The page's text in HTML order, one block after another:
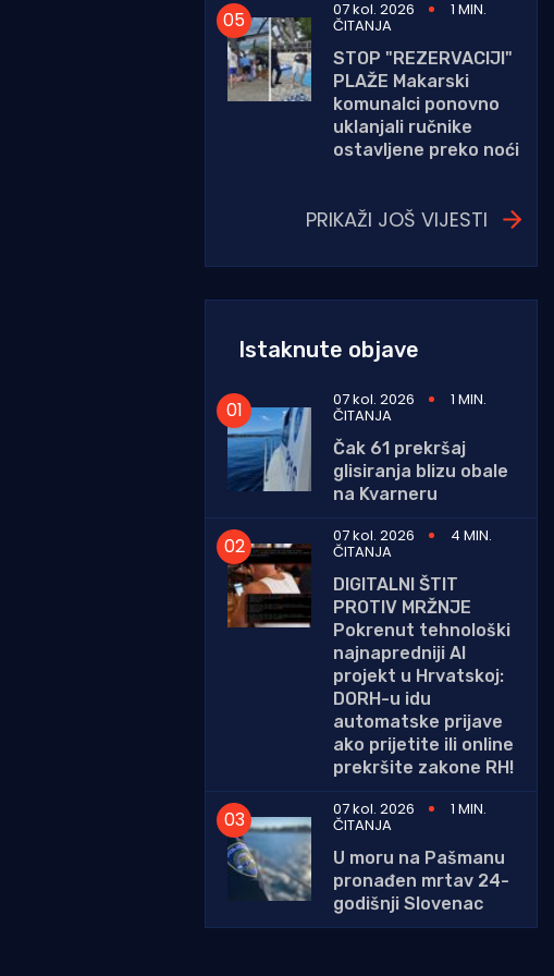
07 kol. 2026 1 MIN.
ČITANJA
STOP "REZERVACIJI"
PLAŽE Makarski
komunalci ponovno
uklanjali ručnike
ostavljene preko noći
PRIKAŽI JOŠ VIJESTI
Istaknute objave
07 kol. 2026 1 MIN.
ČITANJA
Čak 61 prekršaj
glisiranja blizu obale
na Kvarneru
07 kol. 2026
4 MIN.
ČITANJA
DIGITALNI ŠTIT
PROTIV MRŽNJE
Pokrenut tehnološki
najnapredniji AI
projekt u Hrvatskoj:
DORH-u idu
automatske prijave
ako prijetite ili online
prekršite zakone RH!
07 kol. 2026
1 MIN.
ČITANJA
U moru na Pašmanu
pronađen mrtav 24-
godišnji Slovenac